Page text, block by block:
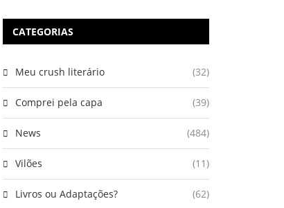
CATEGORIAS
Meu crush literário (32)
Comprei pela capa (39)
News (484)
Vilões (11)
Livros ou Adaptações? (62)